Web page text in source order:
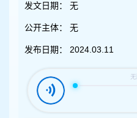
发文日期： 无
公开主体： 无
发布日期： 2024.03.11